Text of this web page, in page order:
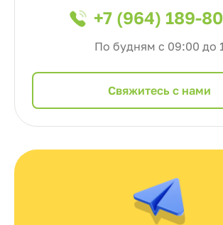
+7 (964) 189-
По будням с 09:00 до
Cвяжитесь с нами